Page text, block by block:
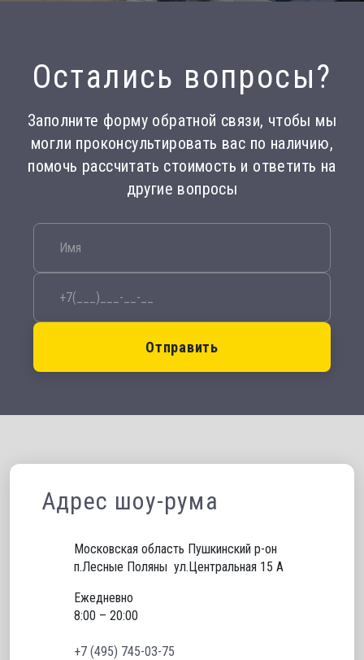
Остались вопросы?
Заполните форму обратной связи, чтобы мы
могли проконсультировать вас по наличию,
помочь рассчитать стоимость и ответить на
другие вопросы
Отправить
Адрес шоу-рума
Московская область Пушкинский р-он
п.Лесные Поляны  ул.Центральная 15 А
Ежедневно
8:00 – 20:00
+7 (495) 745-03-75